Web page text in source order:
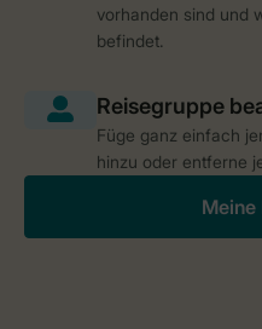
vorhanden sind und
befindet.
Füge ganz einfach
hinzu oder entferne
Meine